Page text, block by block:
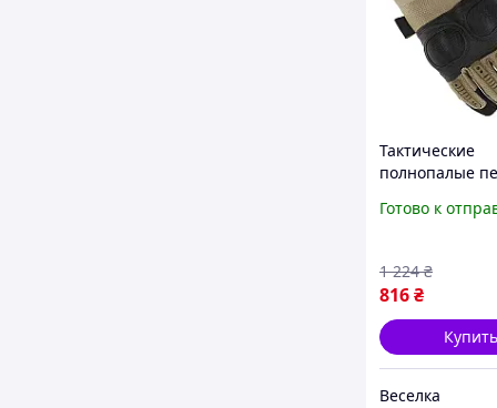
Тактические
полнопалые
цвет песок для
FLAME
Готово к
816₴
1 224 ₴
Купить
Веселка